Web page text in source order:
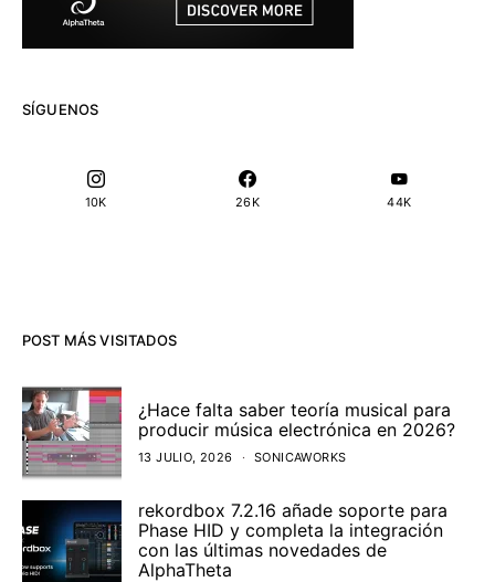
SÍGUENOS
10K 26K 44K
POST MÁS VISITADOS
¿Hace falta saber teoría musical para
producir música electrónica en 2026?
13 JULIO, 2026 SONICAWORKS
rekordbox 7.2.16 añade soporte para
Phase HID y completa la integración
con las últimas novedades de
AlphaTheta